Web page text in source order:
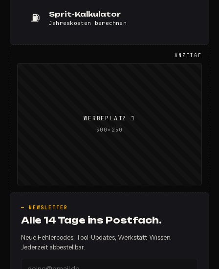
⛽ Sprit-Kalkulator
Jahreskosten berechnen
ANZEIGE
WERBEPLATZ 1
300×250
— NEWSLETTER
Alle 14 Tage ins Postfach.
Neue Fehlercodes, Tool-Updates, Werkstatt-Wissen.
Jederzeit abbestellbar.